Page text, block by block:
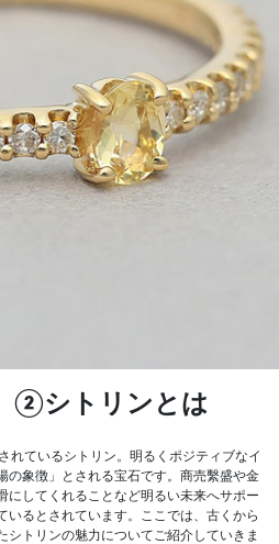
②シトリンとは
れているシトリン。明るくポジティブなイ
の象徴」とされる宝石です。商売繫盛や金
にしてくれることなど明るい未来へサポー
いるとされています。ここでは、古くから
シトリンの魅力についてご紹介していきま